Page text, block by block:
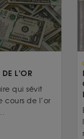
L’OR
qui sévit
cours de l’or